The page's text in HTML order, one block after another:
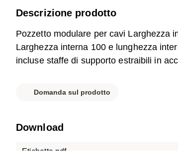
Descrizione prodotto
Pozzetto modulare per cavi Larghezza
Larghezza interna 100 e lunghezza
incluse staffe di supporto estraibili in
Domanda sul prodotto
Download
Etichetta.pdf